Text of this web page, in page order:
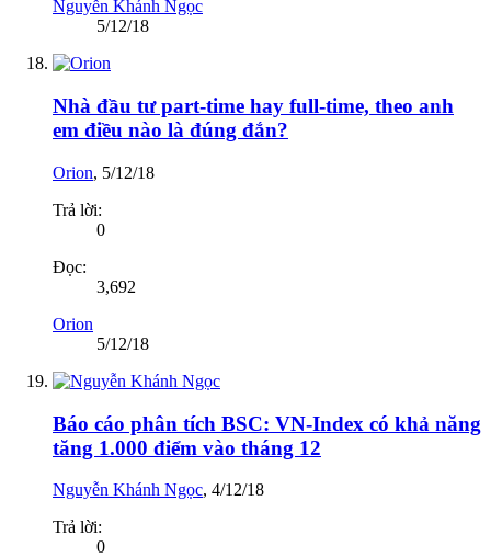
Nguyễn Khánh Ngọc
5/12/18
Nhà đầu tư part-time hay full-time, theo anh
em điều nào là đúng đắn?
Orion, 5/12/18
Trả lời:
0
Đọc:
3,692
Orion
5/12/18
Báo cáo phân tích BSC: VN-Index có khả năng
tăng 1.000 điểm vào tháng 12
Nguyễn Khánh Ngọc, 4/12/18
Trả lời:
0